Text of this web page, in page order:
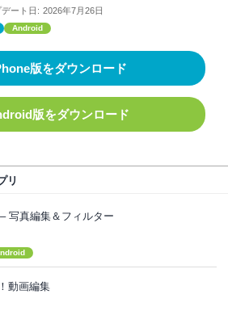
ート日: 2026年7月26日
Android
版をダウンロード
版をダウンロード
リ
写真編集＆フィルター
動画編集